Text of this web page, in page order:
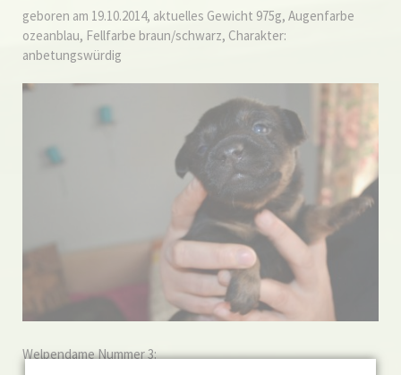
geboren am 19.10.2014, aktuelles Gewicht 975g, Augenfarbe
ozeanblau, Fellfarbe braun/schwarz, Charakter:
anbetungswürdig
Welpendame Nummer 3: